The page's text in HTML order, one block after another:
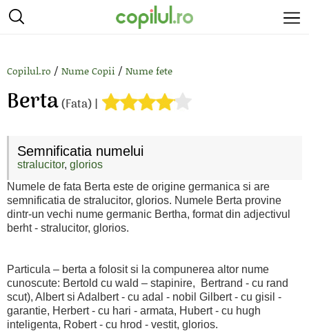
Copilul.ro / Nume Copii / Nume fete
Berta(Fata) |
Semnificatia numelui
stralucitor, glorios
Numele de fata Berta este de origine germanica si are
semnificatia de stralucitor, glorios. Numele Berta provine
dintr-un vechi nume germanic Bertha, format din adjectivul
berht - stralucitor, glorios.
Particula – berta a folosit si la compunerea altor nume
cunoscute: Bertold cu wald – stapinire, Bertrand - cu rand
scut), Albert si Adalbert - cu adal - nobil Gilbert - cu gisil -
garantie, Herbert - cu hari - armata, Hubert - cu hugh
inteligenta, Robert - cu hrod - vestit, glorios.